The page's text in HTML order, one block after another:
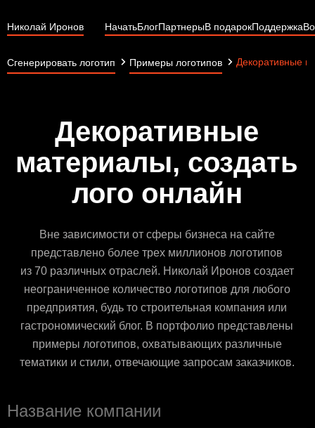
Николай Иронов НачатьБлогПартнерыВ подарокПоддержка
Сгенерировать логотип Примеры логотипов Декоративные
Декоративные
материалы, создать
лого онлайн
Вне зависимости от сферы бизнеса на сайте
представлено более трех миллионов логотипов
из 70 различных отраслей. Николай Иронов создает
неограниченное количество логотипов для любого
предприятия, будь то строительная компания или
гастрономический блог. В портфолио представлены
примеры логотипов, охватывающих различные
тематики и стили, отвечающие запросам заказчиков.